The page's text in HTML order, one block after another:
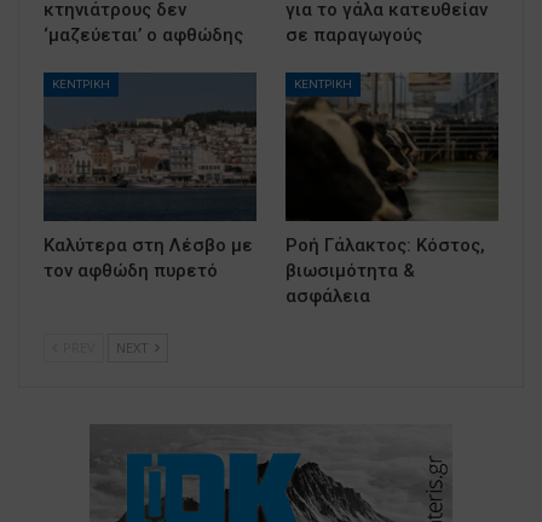
κτηνιάτρους δεν
‘μαζεύεται’ ο αφθώδης
για το γάλα κατευθείαν
σε παραγωγούς
ΚΕΝΤΡΙΚΗ
Καλύτερα στη Λέσβο με
τον αφθώδη πυρετό
ΚΕΝΤΡΙΚΗ
Ροή Γάλακτος: Κόστος,
βιωσιμότητα &
ασφάλεια
NEXT